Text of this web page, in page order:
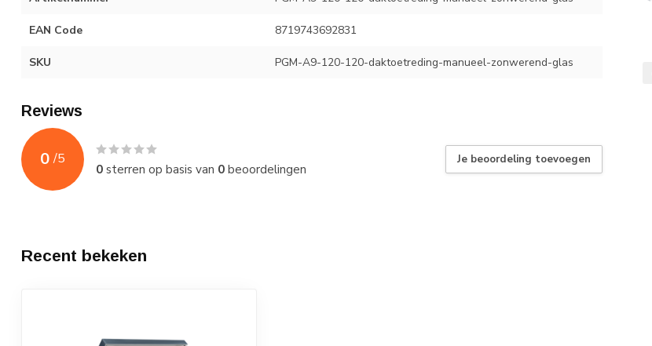
EAN Code 8719743692831
SKU PGM-A9-120-120-daktoetreding-manueel-zonwerend-glas
Reviews
0 /5
0sterren op basis van 0beoordelingen
Je beoordeling toevoegen
Recent bekeken